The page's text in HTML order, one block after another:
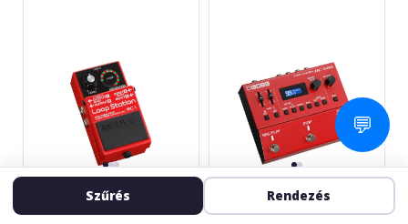
Szűrés Rendezés
💬